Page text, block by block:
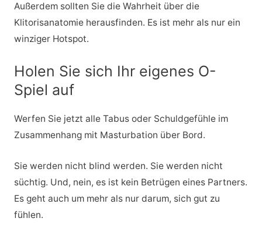
Außerdem sollten Sie die Wahrheit über die
Klitorisanatomie herausfinden. Es ist mehr als nur ein
winziger Hotspot.
Holen Sie sich Ihr eigenes O-
Spiel auf
Werfen Sie jetzt alle Tabus oder Schuldgefühle im
Zusammenhang mit Masturbation über Bord.
Sie werden nicht blind werden. Sie werden nicht
süchtig. Und, nein, es ist kein Betrügen eines Partners.
Es geht auch um mehr als nur darum, sich gut zu
fühlen.